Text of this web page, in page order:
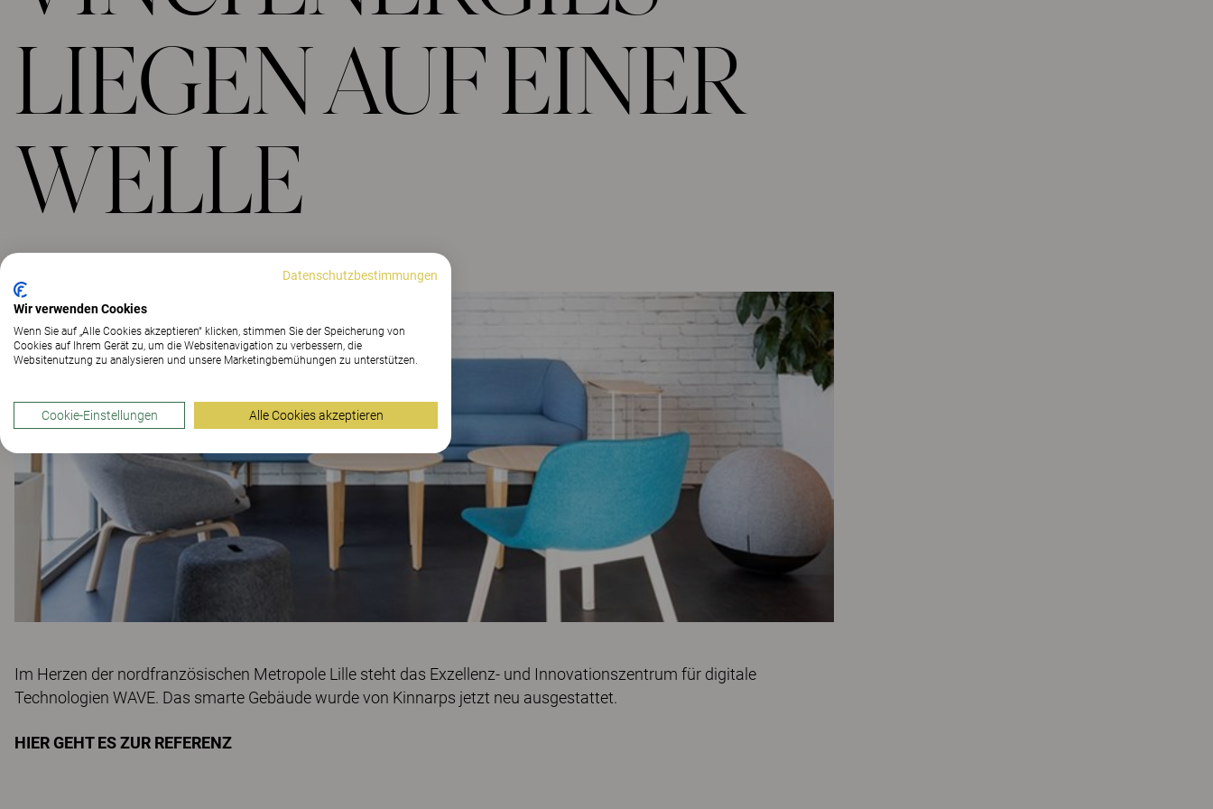
LIEGEN AUF EINER
WELLE
Im Herzen der nordfranzösischen Metropole Lille steht das Exzellenz- und Innovationszentrum für digitale
Technologien WAVE. Das smarte Gebäude wurde von Kinnarps jetzt neu ausgestattet.
HIER GEHT ES ZUR REFERENZ
Datenschutzbestimmungen
Wir verwenden Cookies
Wenn Sie auf „Alle Cookies akzeptieren“ klicken, stimmen Sie der Speicherung von
Cookies auf Ihrem Gerät zu, um die Websitenavigation zu verbessern, die
Websitenutzung zu analysieren und unsere Marketingbemühungen zu unterstützen.
Cookie-Einstellungen Alle Cookies akzeptieren